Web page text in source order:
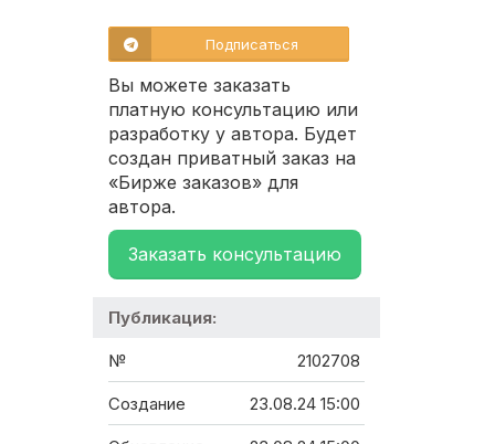
Подписаться
Вы можете заказать
платную консультацию или
разработку у автора. Будет
создан приватный заказ на
«Бирже заказов» для
автора.
Заказать консультацию
Публикация:
№ 2102708
Создание 23.08.24 15:00